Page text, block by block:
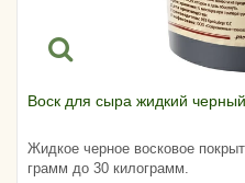
Воск для сыра жидкий
Жидкое черное восковое
грамм до 30 килограмм.